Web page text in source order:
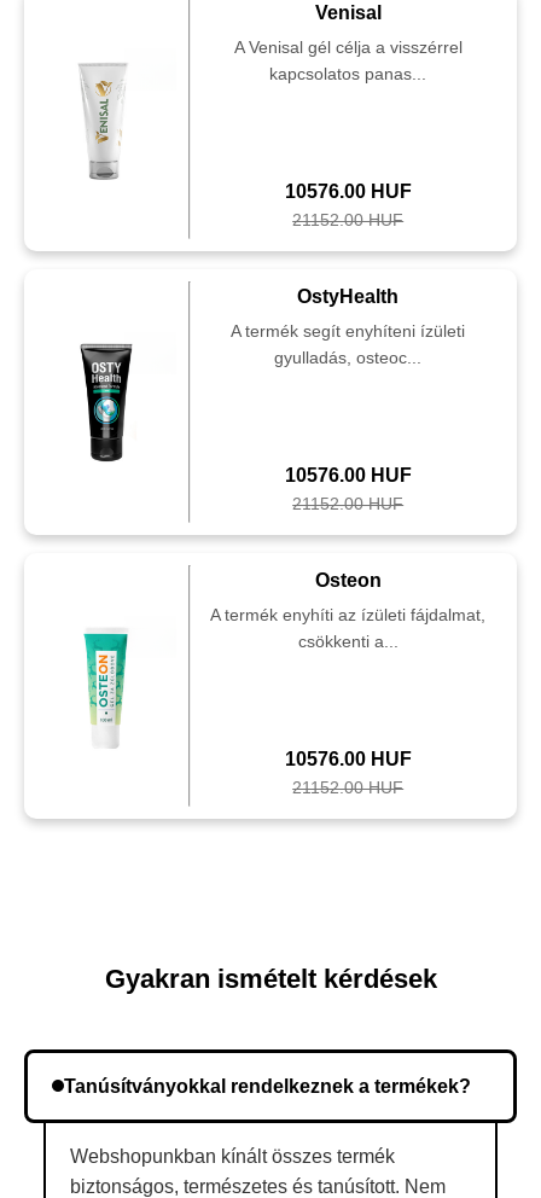
Venisal
A Venisal gél célja a visszérrel
kapcsolatos panas...
10576.00 HUF
21152.00 HUF
OstyHealth
A termék segít enyhíteni ízületi
gyulladás, osteoc...
10576.00 HUF
21152.00 HUF
Osteon
A termék enyhíti az ízületi fájdalmat,
csökkenti a...
10576.00 HUF
21152.00 HUF
Gyakran ismételt kérdések
Tanúsítványokkal rendelkeznek a termékek?
Webshopunkban kínált összes termék
biztonságos, természetes és tanúsított. Nem